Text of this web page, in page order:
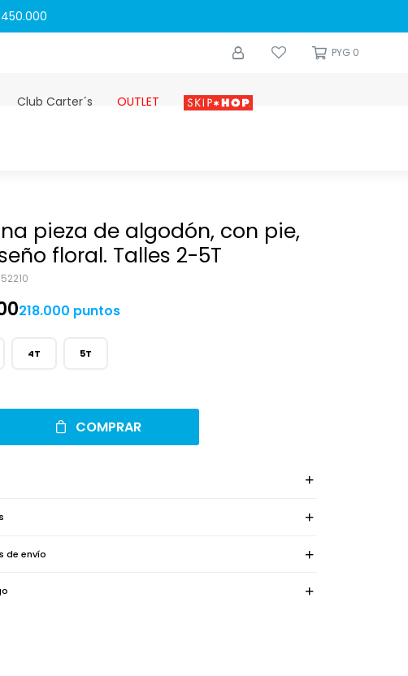
Club Carter´s OUTLET Skip-hop
PYG 0
pieza de algodón, con pie,
floral. Talles 2-5T
218.000 puntos
4T 5T
COMPRAR
de envío